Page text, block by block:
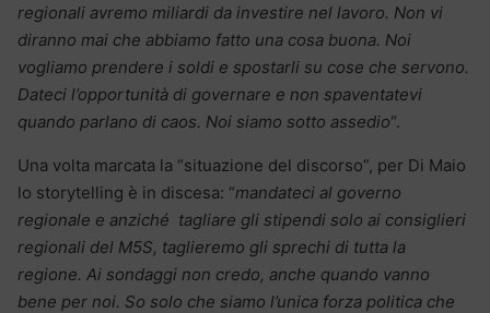
regionali avremo miliardi da investire nel lavoro. Non vi
diranno mai che abbiamo fatto una cosa buona. Noi
vogliamo prendere i soldi e spostarli su cose che servono.
Dateci l’opportunità di governare e non spaventatevi
quando parlano di caos. Noi siamo sotto assedio“.
Una volta marcata la “situazione del discorso”, per Di Maio
lo storytelling è in discesa: “mandateci al governo
regionale e anziché tagliare gli stipendi solo ai consiglieri
regionali del M5S, taglieremo gli sprechi di tutta la
regione. Ai sondaggi non credo, anche quando vanno
bene per noi. So solo che siamo l’unica forza politica che